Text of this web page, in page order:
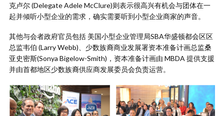
克卢尔 (Delegate Adele McClure)则表示很高兴有机会与团体在一
起并倾听小型企业的需求，确实需要听到小型企业商家的声音。
其他与会者政府官员包括 美国小型企业管理局SBA华盛顿都会区区
总监韦伯 (Larry Webb)、少数族裔商业发展署资本准备计画总监桑
亚史密斯(Sonya Bigelow-Smith)，资本准备计画由 MBDA 提供支援
并由首都地区少数族裔供应商发展委员会负责运营。